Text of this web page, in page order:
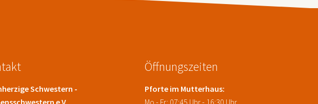
Schwestern -
e.V.
Öffnungszeiten
Pforte im Mutterhaus:
Mo - Fr: 07:45 Uhr - 16:30 Uhr